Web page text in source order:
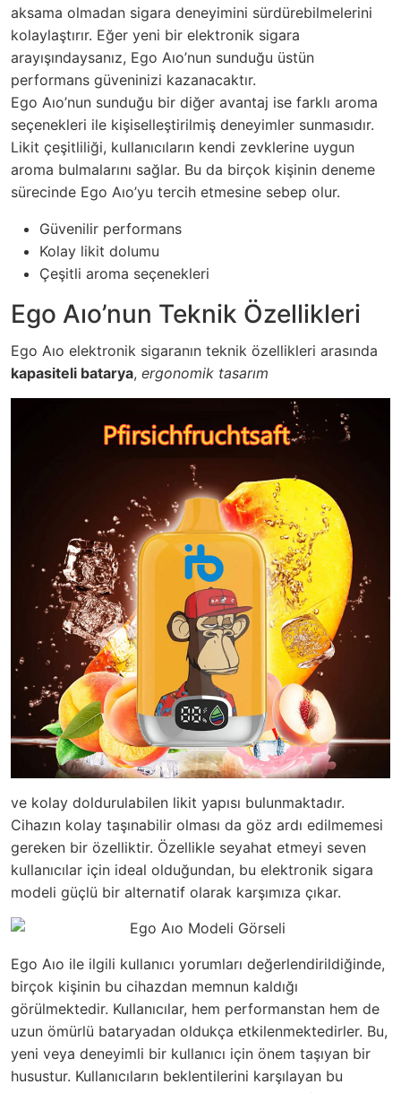
aksama olmadan sigara deneyimini sürdürebilmelerini
kolaylaştırır. Eğer yeni bir elektronik sigara
arayışındaysanız, Ego Aıo’nun sunduğu üstün
performans güveninizi kazanacaktır.
Ego Aıo’nun sunduğu bir diğer avantaj ise farklı aroma
seçenekleri ile kişiselleştirilmiş deneyimler sunmasıdır.
Likit çeşitliliği, kullanıcıların kendi zevklerine uygun
aroma bulmalarını sağlar. Bu da birçok kişinin deneme
sürecinde Ego Aıo’yu tercih etmesine sebep olur.
Güvenilir performans
Kolay likit dolumu
Çeşitli aroma seçenekleri
Ego Aıo’nun Teknik Özellikleri
Ego Aıo elektronik sigaranın teknik özellikleri arasında
kapasiteli batarya, ergonomik tasarım
ve kolay doldurulabilen likit yapısı bulunmaktadır.
Cihazın kolay taşınabilir olması da göz ardı edilmemesi
gereken bir özelliktir. Özellikle seyahat etmeyi seven
kullanıcılar için ideal olduğundan, bu elektronik sigara
modeli güçlü bir alternatif olarak karşımıza çıkar.
Ego Aıo ile ilgili kullanıcı yorumları değerlendirildiğinde,
birçok kişinin bu cihazdan memnun kaldığı
görülmektedir. Kullanıcılar, hem performanstan hem de
uzun ömürlü bataryadan oldukça etkilenmektedirler. Bu,
yeni veya deneyimli bir kullanıcı için önem taşıyan bir
husustur. Kullanıcıların beklentilerini karşılayan bu